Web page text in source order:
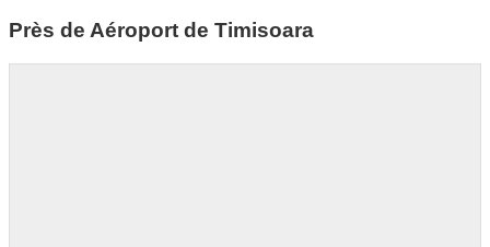
Près de Aéroport de Timisoara